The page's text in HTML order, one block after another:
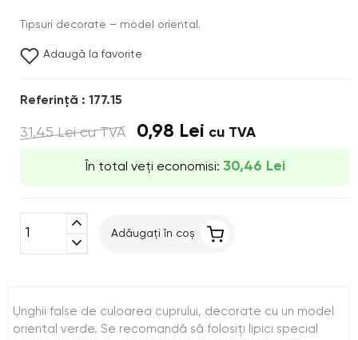
Tipsuri decorate – model oriental.
Adaugă la favorite
Referinţă : 177.15
31,45 Leicu TVA 0,98 Lei cu TVA
În total veți economisi: 30,46 Lei
expand_less
expand_more
Adăugați în coș
Unghii false de culoarea cuprului, decorate cu un model
oriental verde. Se recomandă să folosiți lipici special